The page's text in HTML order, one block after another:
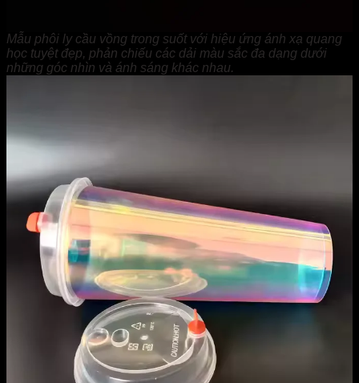
Mẫu phôi ly cầu vồng trong suốt với hiệu ứng ánh xạ quang
học tuyệt đẹp, phản chiếu các dải màu sắc đa dạng dưới
những góc nhìn và ánh sáng khác nhau.